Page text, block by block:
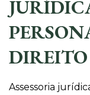
Assessoria